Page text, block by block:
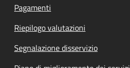
Pagamenti
Riepilogo valutazioni
Segnalazione disservizio